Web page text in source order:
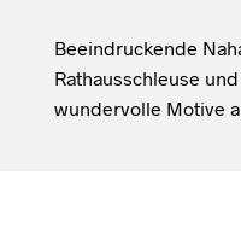
Beeindruckende
Rathausschleuse
wundervolle Motive